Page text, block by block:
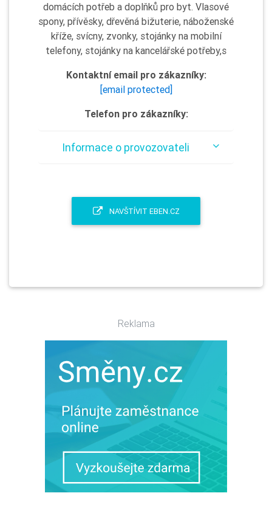
domácích potřeb a doplňků pro byt. Vlasové
spony, přívěsky, dřevěná bižuterie, náboženské
kříže, svícny, zvonky, stojánky na mobilní
telefony, stojánky na kancelářské potřeby,s
Kontaktní email pro zákazníky:
[email protected]
Telefon pro zákazníky:
Informace o provozovateli
NAVŠTÍVIT EBEN.CZ
Reklama